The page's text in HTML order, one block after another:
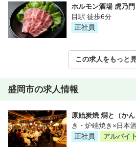
ホルモン酒場 虎乃
目駅 徒歩6分
正社員
この求人をもっと
盛岡市の求人情報
原始炭焼 燗と（かん
き・炉端焼き×日本
正社員
アルバイト